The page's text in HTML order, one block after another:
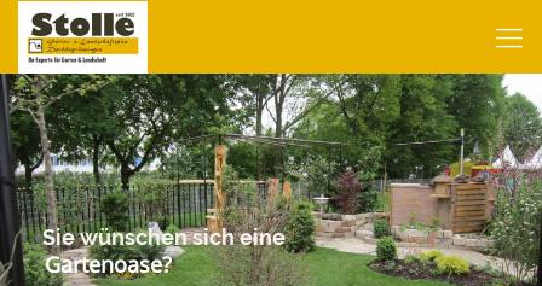
Sie wünschen sich eine
Gartenoase?